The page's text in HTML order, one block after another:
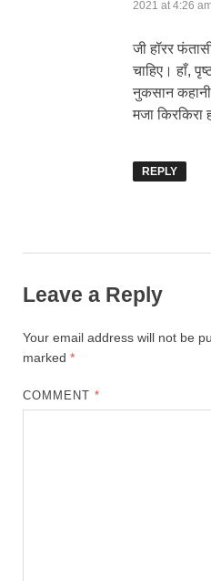
2021 at 4:26
जी हॉरर
चाहिए। हाँ,
नुकसान
मजा किरकिरा
REPLY
Leave a Reply
Your email address will not be
marked *
COMMENT*